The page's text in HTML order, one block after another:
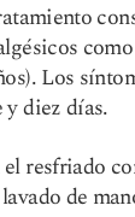
Los
diez días.
resfriado
de